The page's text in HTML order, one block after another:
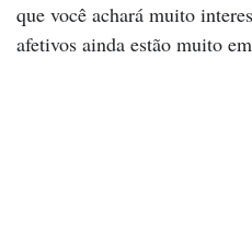
que você achará muito
afetivos ainda estão muito